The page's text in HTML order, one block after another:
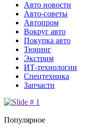
Авто новости
Авто-советы
Автопром
Вокруг авто
Покупка авто
Тюнинг
Экстрим
ИТ-технологии
Спецтехника
Запчасти
Популярное